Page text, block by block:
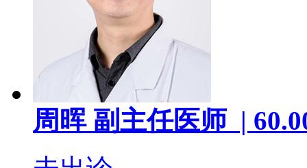
周晖 副主任医师 |